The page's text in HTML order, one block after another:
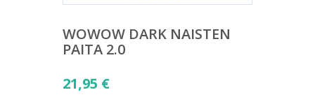
WOWOW DARK NAISTEN
PAITA 2.0
21,95 €